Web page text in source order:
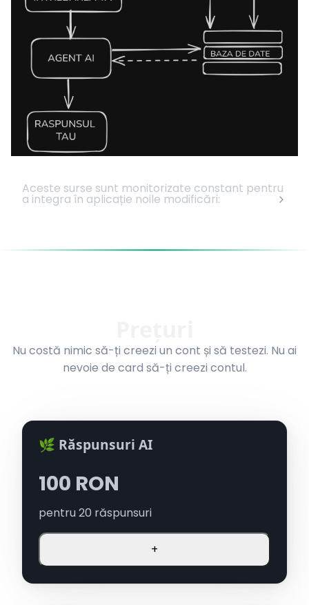
Aceste surse sunt monitorizate constant pentru
a integra în aplicație noile modificări:
Nu costă nimic să-ți creezi un cont și să testezi. Nu ai
nevoie de card să-ți creezi contul.
🌿 Răspunsuri AI
100 RON
pentru20 răspunsuri
+